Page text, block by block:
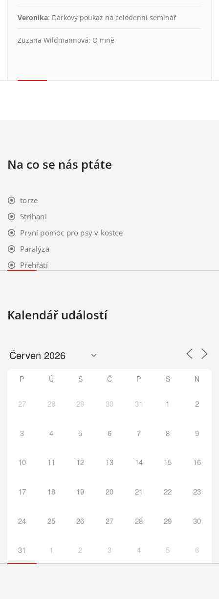
Veronika: Dárkový poukaz na celodenní seminář
Zuzana Wildmannová: O mně
Na co se nás ptáte
torze
Strihani
První pomoc pro psy v kostce
Paralýza
Přehřátí
Kalendář událostí
P Ú S Č P S N
27 28 29 30 31 1 2
3 4 5 6 7 8 9
10 11 12 13 14 15 16
17 18 19 20 21 22 23
24 25 26 27 28 29 30
31 1 2 3 4 5 6